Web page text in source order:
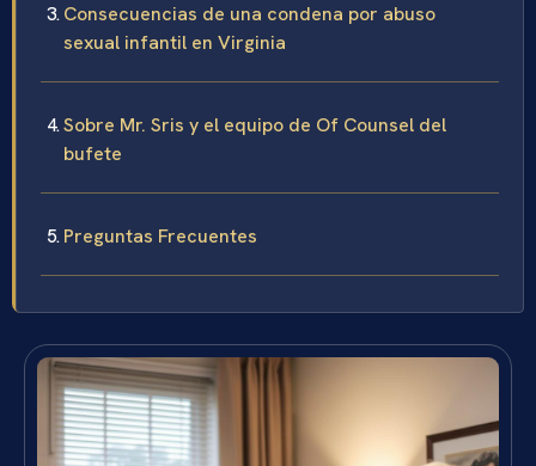
Consecuencias de una condena por abuso
sexual infantil en Virginia
Sobre Mr. Sris y el equipo de Of Counsel del
bufete
Preguntas Frecuentes